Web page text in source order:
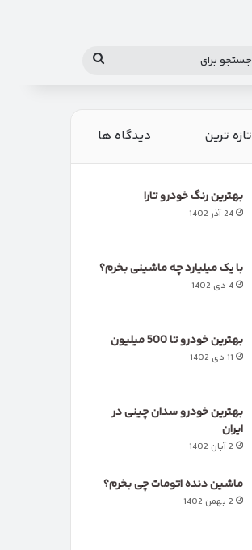
جستجو
تازه ترین دیدگاه ها
بهترین رنگ خودرو تارا
24 آذر 1402
با یک میلیارد چه ماشینی بخرم؟
4 دی 1402
بهترین خودرو تا 500 میلیون
11 دی 1402
بهترین خودرو سدان چینی در
ایران
2 آبان 1402
ماشین دنده اتومات چی بخرم؟
2 بهمن 1402